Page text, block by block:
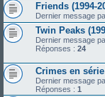
Friends (1994-
Dernier message
Twin Peaks
Dernier message
Réponses : 24
Crimes en série
Dernier message
Réponses : 1